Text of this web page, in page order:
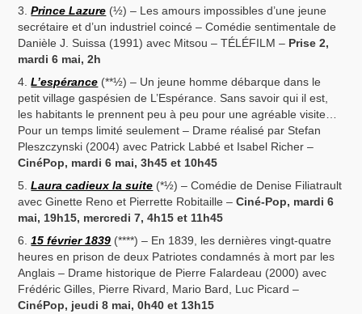
Prince Lazure (½) – Les amours impossibles d’une jeune
secrétaire et d’un industriel coincé – Comédie sentimentale de
Danièle J. Suissa (1991) avec Mitsou – TÉLÉFILM – Prise 2,
mardi 6 mai, 2h
L’espérance (**½) – Un jeune homme débarque dans le
petit village gaspésien de L’Espérance. Sans savoir qui il est,
les habitants le prennent peu à peu pour une agréable visite…
Pour un temps limité seulement – Drame réalisé par Stefan
Pleszczynski (2004) avec Patrick Labbé et Isabel Richer –
CinéPop, mardi 6 mai, 3h45 et 10h45
Laura cadieux la suite (*½) – Comédie de Denise Filiatrault
avec Ginette Reno et Pierrette Robitaille –Ciné-Pop, mardi 6
mai, 19h15, mercredi 7, 4h15 et 11h45
15 février 1839 (****) – En 1839, les dernières vingt-quatre
heures en prison de deux Patriotes condamnés à mort par les
Anglais – Drame historique de Pierre Falardeau (2000) avec
Frédéric Gilles, Pierre Rivard, Mario Bard, Luc Picard –
CinéPop, jeudi 8 mai, 0h40 et 13h15